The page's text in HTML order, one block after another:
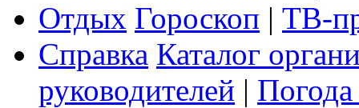
Отдых Гороскоп | ТВ-
Справка Каталог
руководителей |